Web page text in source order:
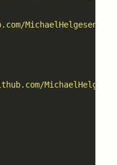
MichaelHelgesen/